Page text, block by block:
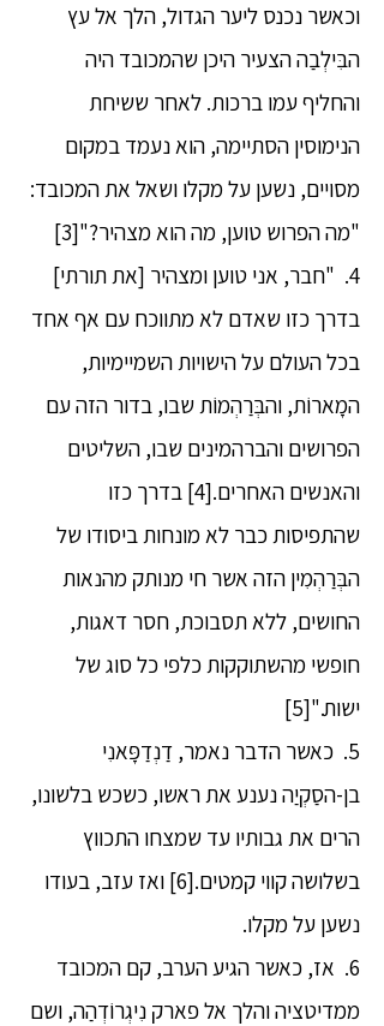
וכאשר נכנס ליער הגדול, הלך אל עץ
הבִּילְבַה הצעיר היכן שהמכובד היה
והחליף עמו ברכות. לאחר ששיחת
הנימוסין הסתיימה, הוא נעמד במקום
מסויים, נשען על מקלו ושאל את המכובד:
"מה הפרוש טוען, מה הוא מצהיר?"[3]
4. "חבר, אני טוען ומצהיר [את תורתי]
בדרך כזו שאדם לא מתווכח עם אף אחד
בכל העולם על הישויות השמיימיות,
המָארוֹת, והבְּרַהְמוֹת שבו, בדור הזה עם
הפרושים והברהמינים שבו, השליטים
והאנשים האחרים.[4] בדרך כזו
שהתפיסות כבר לא מונחות ביסודו של
הבְּרַהְמִין הזה אשר חי מנותק מהנאות
החושים, ללא תסבוכת, חסר דאגות,
חופשי מהשתוקקות כלפי כל סוג של
ישות."[5]
5. כאשר הדבר נאמר, דַנְדַפָּאנִי
בן-הסַקְיַה נענע את ראשו, כשכש בלשונו,
הרים את גבותיו עד שמצחו התכווץ
בשלושה קווי קמטים.[6] ואז עזב, בעודו
נשען על מקלו.
6. אז, כאשר הגיע הערב, קם המכובד
ממדיטציה והלך אל פארק נִיגְרוֹדְהַה, ושם